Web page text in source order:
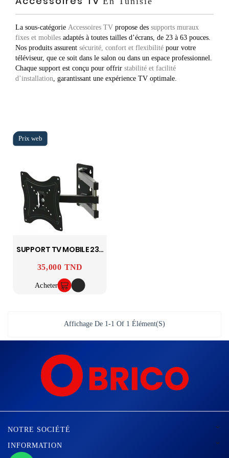
La sous-catégorie Accessoires TV propose des supports muraux
fixes et mobiles adaptés à toutes tailles d’écrans, de 23 à 63 pouces.
Nos produits assurent sécurité, confort et flexibilité pour votre
téléviseur, que ce soit dans le salon ou dans un espace professionnel.
Chaque support est conçu pour offrir stabilité et facilité
d’installation , garantissant une expérience TV optimale.
SUPPORT TV MOBILE 23 - 55 Pouces SNI
Prix
35,000 TND
Acheter
Affichage De 1-1 Of 1 Élément(s)
NOTRE SOCIÉTÉ 
INFORMATION 